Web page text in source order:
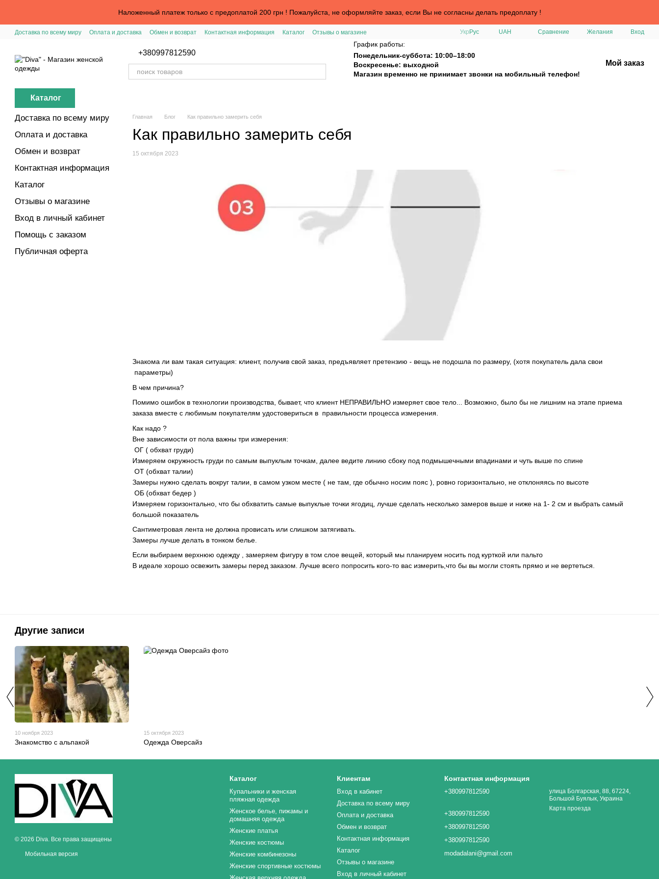
Наложенный платеж только с предоплатой 200 грн ! Пожалуйста, не оформляйте заказ, если Вы не согласны делать предоплату !
Доставка по всему миру Оплата и доставка Обмен и возврат Контактная информация Каталог
Отзывы о магазине
Укр Рус UAH Сравнение Желания Вход
+380997812590
График работы:
Понедельник-суббота: 10:00–18:00
Воскресенье: выходной
Магазин временно не принимает звонки на мобильный телефон!
Мой заказ
Каталог
Главная Блог Как правильно замерить себя
Как правильно замерить себя
15 октября 2023
Знакома ли вам такая ситуация: клиент, получив свой заказ, предъявляет претензию - вещь не подошла по размеру, (хотя покупатель дала свои
параметры)
В чем причина?
Помимо ошибок в технологии производства, бывает, что клиент НЕПРАВИЛЬНО измеряет свое тело... Возможно, было бы не лишним на этапе приема
заказа вместе с любимым покупателям удостовериться в правильности процесса измерения.
Как надо ?
Вне зависимости от пола важны три измерения:
ОГ ( обхват груди)
Измеряем окружность груди по самым выпуклым точкам, далее ведите линию сбоку под подмышечными впадинами и чуть выше по спине
ОТ (обхват талии)
Замеры нужно сделать вокруг талии, в самом узком месте ( не там, где обычно носим пояс ), ровно горизонтально, не отклоняясь по высоте
ОБ (обхват бедер )
Измеряем горизонтально, что бы обхватить самые выпуклые точки ягодиц, лучше сделать несколько замеров выше и ниже на 1- 2 см и выбрать самый
большой показатель
Сантиметровая лента не должна провисать или слишком затягивать.
Замеры лучше делать в тонком белье.
Если выбираем верхнюю одежду , замеряем фигуру в том слое вещей, который мы планируем носить под курткой или пальто
В идеале хорошо освежить замеры перед заказом. Лучше всего попросить кого-то вас измерить,что бы вы могли стоять прямо и не вертеться.
Доставка по всему миру
Оплата и доставка
Обмен и возврат
Контактная информация
Каталог
Отзывы о магазине
Вход в личный кабинет
Помощь с заказом
Публичная оферта
Другие записи
10 ноября 2023
Знакомство с альпакой
15 октября 2023
Одежда Оверсайз
© 2026 Diva. Все права защищены
Мобильная версия
Каталог
Купальники и женская
пляжная одежда
Женское белье, пижамы и
домашняя одежда
Женские платья
Женские костюмы
Женские комбинезоны
Женские спортивные костюмы
Клиентам
Вход в кабинет
Доставка по всему миру
Оплата и доставка
Обмен и возврат
Контактная информация
Каталог
Отзывы о магазине
Вход в личный кабинет
Контактная информация
+380997812590
+380997812590
+380997812590
+380997812590
modadalani@gmail.com
улица Болгарская, 88, 67224,
Большой Буялык, Украина
Карта проезда